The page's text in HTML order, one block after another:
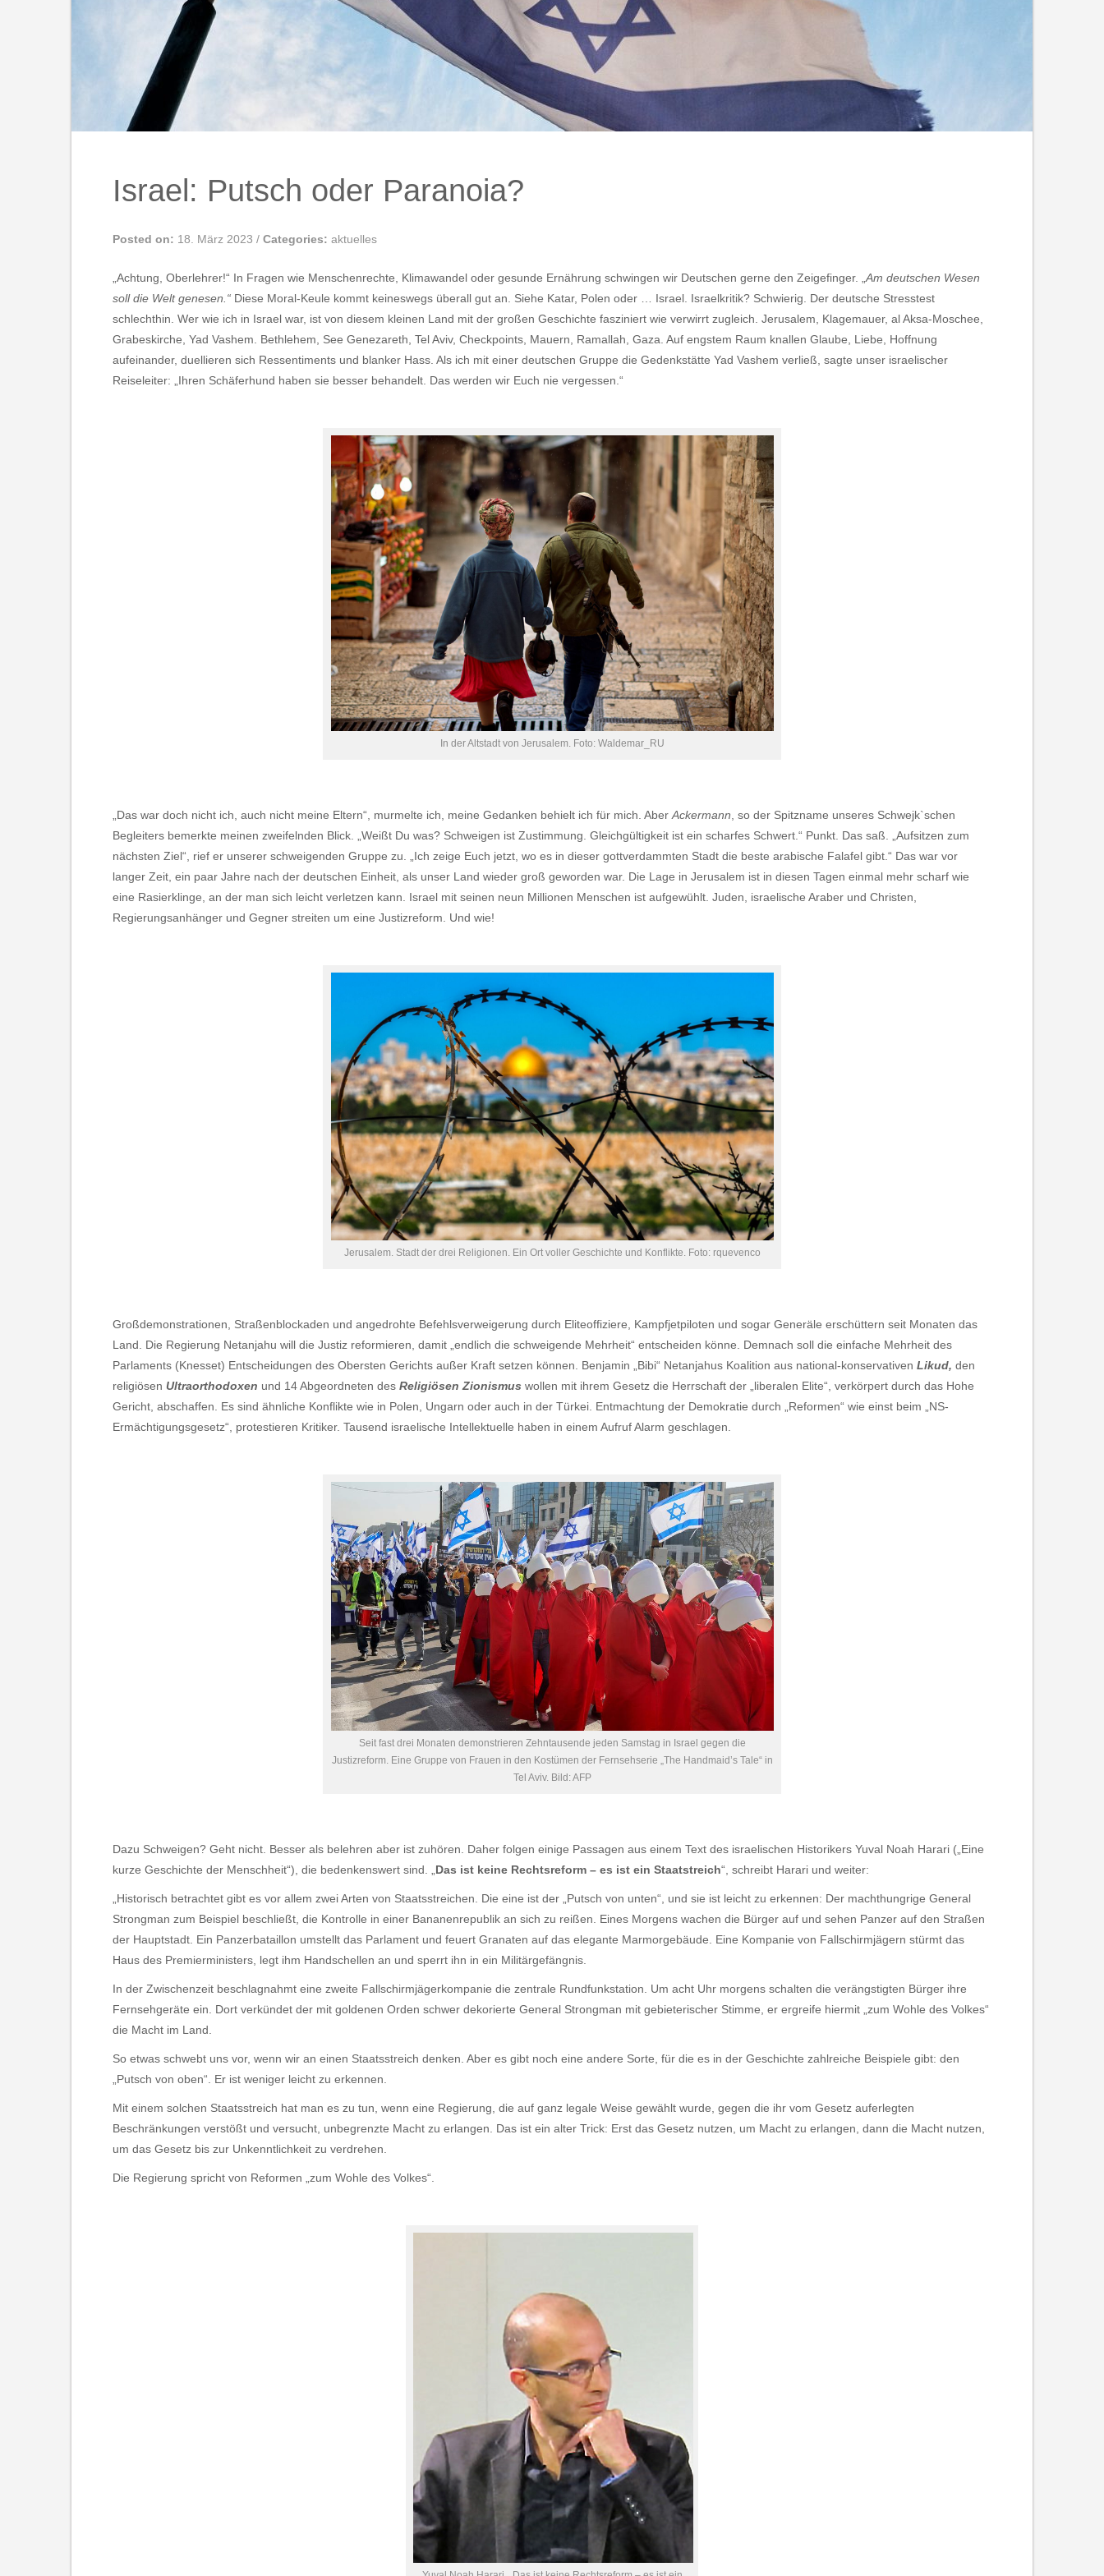
Israel: Putsch oder Paranoia?
Posted on: 18. März 2023 / Categories: aktuelles
„Achtung, Oberlehrer!“ In Fragen wie Menschenrechte, Klimawandel oder gesunde Ernährung schwingen wir Deutschen gerne den Zeigefinger. „Am deutschen Wesen
soll die Welt genesen.“ Diese Moral-Keule kommt keineswegs überall gut an. Siehe Katar, Polen oder … Israel. Israelkritik? Schwierig. Der deutsche Stresstest
schlechthin. Wer wie ich in Israel war, ist von diesem kleinen Land mit der großen Geschichte fasziniert wie verwirrt zugleich. Jerusalem, Klagemauer, al Aksa-Moschee,
Grabeskirche, Yad Vashem. Bethlehem, See Genezareth, Tel Aviv, Checkpoints, Mauern, Ramallah, Gaza. Auf engstem Raum knallen Glaube, Liebe, Hoffnung
aufeinander, duellieren sich Ressentiments und blanker Hass. Als ich mit einer deutschen Gruppe die Gedenkstätte Yad Vashem verließ, sagte unser israelischer
Reiseleiter: „Ihren Schäferhund haben sie besser behandelt. Das werden wir Euch nie vergessen.“
In der Altstadt von Jerusalem. Foto: Waldemar_RU
„Das war doch nicht ich, auch nicht meine Eltern“, murmelte ich, meine Gedanken behielt ich für mich. Aber Ackermann , so der Spitzname unseres Schwejk`schen
Begleiters bemerkte meinen zweifelnden Blick. „Weißt Du was? Schweigen ist Zustimmung. Gleichgültigkeit ist ein scharfes Schwert.“ Punkt. Das saß. „Aufsitzen zum
nächsten Ziel“, rief er unserer schweigenden Gruppe zu. „Ich zeige Euch jetzt, wo es in dieser gottverdammten Stadt die beste arabische Falafel gibt.“ Das war vor
langer Zeit, ein paar Jahre nach der deutschen Einheit, als unser Land wieder groß geworden war. Die Lage in Jerusalem ist in diesen Tagen einmal mehr scharf wie
eine Rasierklinge, an der man sich leicht verletzen kann. Israel mit seinen neun Millionen Menschen ist aufgewühlt. Juden, israelische Araber und Christen,
Regierungsanhänger und Gegner streiten um eine Justizreform. Und wie!
Jerusalem. Stadt der drei Religionen. Ein Ort voller Geschichte und Konflikte. Foto: rquevenco
Großdemonstrationen, Straßenblockaden und angedrohte Befehlsverweigerung durch Eliteoffiziere, Kampfjetpiloten und sogar Generäle erschüttern seit Monaten das
Land. Die Regierung Netanjahu will die Justiz reformieren, damit „endlich die schweigende Mehrheit“ entscheiden könne. Demnach soll die einfache Mehrheit des
Parlaments (Knesset) Entscheidungen des Obersten Gerichts außer Kraft setzen können. Benjamin „Bibi“ Netanjahus Koalition aus national-konservativen Likud, den
religiösen Ultraorthodoxen und 14 Abgeordneten des Religiösen Zionismus wollen mit ihrem Gesetz die Herrschaft der „liberalen Elite“, verkörpert durch das Hohe
Gericht, abschaffen. Es sind ähnliche Konflikte wie in Polen, Ungarn oder auch in der Türkei. Entmachtung der Demokratie durch „Reformen“ wie einst beim „NS-
Ermächtigungsgesetz“, protestieren Kritiker. Tausend israelische Intellektuelle haben in einem Aufruf Alarm geschlagen.
Seit fast drei Monaten demonstrieren Zehntausende jeden Samstag in Israel gegen die
Justizreform. Eine Gruppe von Frauen in den Kostümen der Fernsehserie „The Handmaid’s Tale“ in
Tel Aviv. Bild: AFP
Dazu Schweigen? Geht nicht. Besser als belehren aber ist zuhören. Daher folgen einige Passagen aus einem Text des israelischen Historikers Yuval Noah Harari („Eine
kurze Geschichte der Menschheit“), die bedenkenswert sind. „ Das ist keine Rechtsreform – es ist ein Staatstreich“, schreibt Harari und weiter:
„Historisch betrachtet gibt es vor allem zwei Arten von Staatsstreichen. Die eine ist der „Putsch von unten“, und sie ist leicht zu erkennen: Der machthungrige General
Strongman zum Beispiel beschließt, die Kontrolle in einer Bananenrepublik an sich zu reißen. Eines Morgens wachen die Bürger auf und sehen Panzer auf den Straßen
der Hauptstadt. Ein Panzerbataillon umstellt das Parlament und feuert Granaten auf das elegante Marmorgebäude. Eine Kompanie von Fallschirmjägern stürmt das
Haus des Premierministers, legt ihm Handschellen an und sperrt ihn in ein Militärgefängnis.
In der Zwischenzeit beschlagnahmt eine zweite Fallschirmjägerkompanie die zentrale Rundfunkstation. Um acht Uhr morgens schalten die verängstigten Bürger ihre
Fernsehgeräte ein. Dort verkündet der mit goldenen Orden schwer dekorierte General Strongman mit gebieterischer Stimme, er ergreife hiermit „zum Wohle des Volkes“
die Macht im Land.
So etwas schwebt uns vor, wenn wir an einen Staatsstreich denken. Aber es gibt noch eine andere Sorte, für die es in der Geschichte zahlreiche Beispiele gibt: den
„Putsch von oben“. Er ist weniger leicht zu erkennen.
Mit einem solchen Staatsstreich hat man es zu tun, wenn eine Regierung, die auf ganz legale Weise gewählt wurde, gegen die ihr vom Gesetz auferlegten
Beschränkungen verstößt und versucht, unbegrenzte Macht zu erlangen. Das ist ein alter Trick: Erst das Gesetz nutzen, um Macht zu erlangen, dann die Macht nutzen,
um das Gesetz bis zur Unkenntlichkeit zu verdrehen.
Die Regierung spricht von Reformen „zum Wohle des Volkes“.